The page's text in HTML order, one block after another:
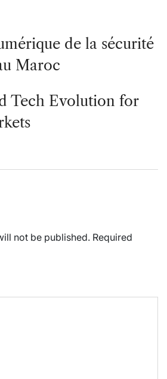
de la sécurité
Maroc
Tech Evolution for
not be published. Required